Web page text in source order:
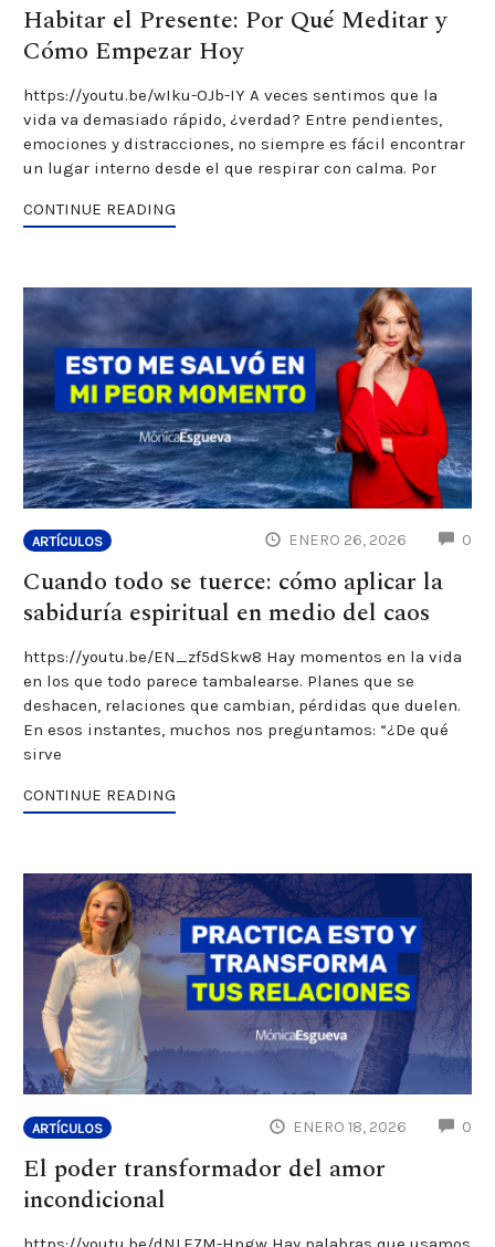
Habitar el Presente: Por Qué Meditar y
Cómo Empezar Hoy
https://youtu.be/wIku-OJb-IY A veces sentimos que la
vida va demasiado rápido, ¿verdad? Entre pendientes,
emociones y distracciones, no siempre es fácil encontrar
un lugar interno desde el que respirar con calma. Por
CONTINUE READING
ARTÍCULOS ENERO 26, 2026 0
Cuando todo se tuerce: cómo aplicar la
sabiduría espiritual en medio del caos
https://youtu.be/EN_zf5dSkw8 Hay momentos en la vida
en los que todo parece tambalearse. Planes que se
deshacen, relaciones que cambian, pérdidas que duelen.
En esos instantes, muchos nos preguntamos: “¿De qué
sirve
CONTINUE READING
ARTÍCULOS ENERO 18, 2026 0
El poder transformador del amor
incondicional